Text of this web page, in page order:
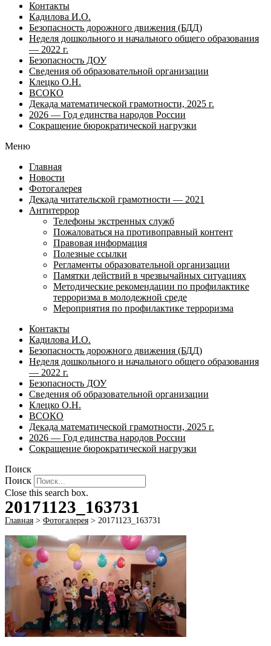
Контакты
Кадилова И.О.
Безопасность дорожного движения (БДД)
Неделя дошкольного и начального общего образования
— 2022 г.
Безопасность ДОУ
Сведения об образовательной организации
Клецко О.Н.
ВСОКО
Декада математической грамотности, 2025 г.
2026 — Год единства народов России
Сокращение бюрократической нагрузки
Меню
Главная
Новости
Фотогалерея
Декада читательской грамотности — 2021
Антитеррор
Телефоны экстренных служб
Пожаловаться на противоправный контент
Правовая информация
Полезные ссылки
Регламенты образовательной организации
Памятки действий в чрезвычайных ситуациях
Методические рекомендации по профилактике
терроризма в молодежной среде
Мероприятия по профилактике терроризма
Контакты
Кадилова И.О.
Безопасность дорожного движения (БДД)
Неделя дошкольного и начального общего образования
— 2022 г.
Безопасность ДОУ
Сведения об образовательной организации
Клецко О.Н.
ВСОКО
Декада математической грамотности, 2025 г.
2026 — Год единства народов России
Сокращение бюрократической нагрузки
Поиск
Поиск
Close this search box.
20171123_163731
Главная > Фотогалерея > 20171123_163731